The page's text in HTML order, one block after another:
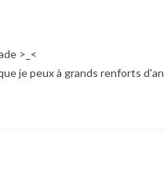
>_<
je peux à grands renforts